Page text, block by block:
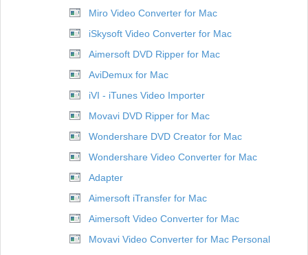
Miro Video Converter for Mac
iSkysoft Video Converter for Mac
Aimersoft DVD Ripper for Mac
AviDemux for Mac
iVI - iTunes Video Importer
Movavi DVD Ripper for Mac
Wondershare DVD Creator for Mac
Wondershare Video Converter for Mac
Adapter
Aimersoft iTransfer for Mac
Aimersoft Video Converter for Mac
Movavi Video Converter for Mac Personal